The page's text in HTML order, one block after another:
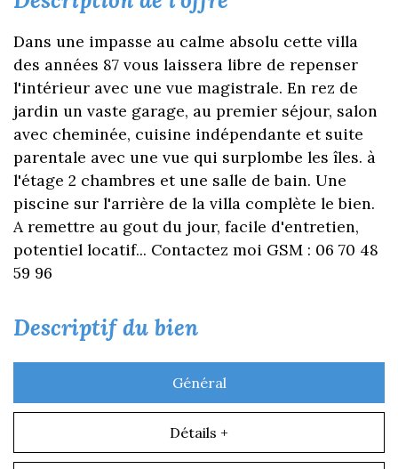
Dans une impasse au calme absolu cette villa
des années 87 vous laissera libre de repenser
l'intérieur avec une vue magistrale. En rez de
jardin un vaste garage, au premier séjour, salon
avec cheminée, cuisine indépendante et suite
parentale avec une vue qui surplombe les îles. à
l'étage 2 chambres et une salle de bain. Une
piscine sur l'arrière de la villa complète le bien.
A remettre au gout du jour, facile d'entretien,
potentiel locatif... Contactez moi GSM : 06 70 48
59 96
descriptif du bien
Général
Détails +